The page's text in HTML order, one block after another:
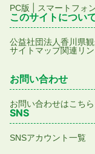
PC版 スマートフォ
このサイトについ
公益社団法人香川県
サイトマップ関連リ
お問い合わせ
お問い合わせはこちら
SNS
SNSアカウント一覧